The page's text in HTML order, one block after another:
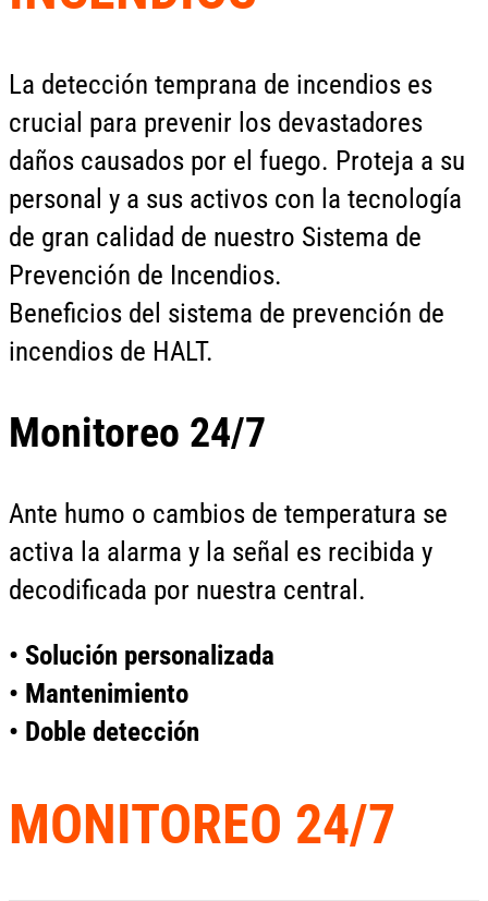
La detección temprana de incendios es
crucial para prevenir los devastadores
daños causados por el fuego. Proteja a su
personal y a sus activos con la tecnología
de gran calidad de nuestro Sistema de
Prevención de Incendios.
Beneficios del sistema de prevención de
incendios de HALT.
Monitoreo 24/7
Ante humo o cambios de temperatura se
activa la alarma y la señal es recibida y
decodificada por nuestra central.
• Solución personalizada
• Mantenimiento
• Doble detección
MONITOREO 24/7